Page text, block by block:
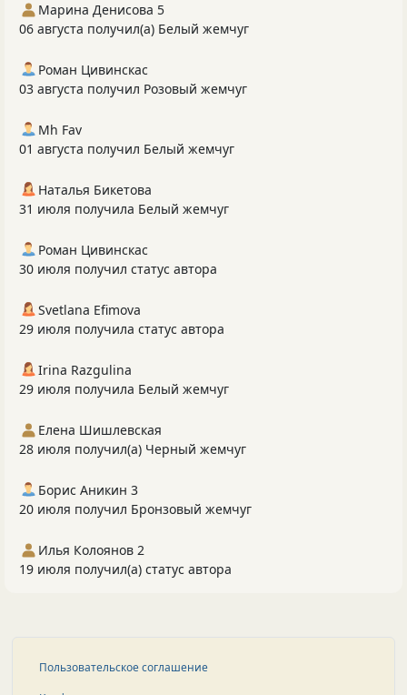
Марина Денисова 5
06 августа получил(а) Белый жемчуг
Роман Цивинскас
03 августа получил Розовый жемчуг
Mh Fav
01 августа получил Белый жемчуг
Наталья Бикетова
31 июля получила Белый жемчуг
Роман Цивинскас
30 июля получил статус автора
Svetlana Efimova
29 июля получила статус автора
Irina Razgulina
29 июля получила Белый жемчуг
Елена Шишлевская
28 июля получил(а) Черный жемчуг
Борис Аникин 3
20 июля получил Бронзовый жемчуг
Илья Колоянов 2
19 июля получил(а) статус автора
Пользовательское соглашение